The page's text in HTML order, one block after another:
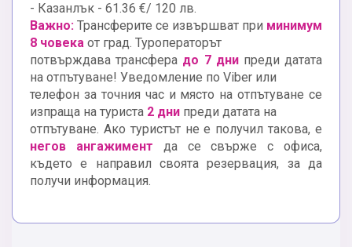
- Казанлък - 61.36 €/ 120 лв.
Важно: Трансферите се извършват при минимум
8 човека от град. Туроператорът
потвърждава трансфера до 7 днипреди датата
на отпътуване! Уведомление по Viber или
телефон за точния час и място на отпътуване се
изпраща на туриста 2 дни преди датата на
отпътуване. Ако туристът не е получил такова, е
негов ангажимент да се свърже с офиса,
където е направил своята резервация, за да
получи информация.